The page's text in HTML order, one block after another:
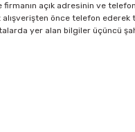
açık adresinin ve
önce telefon
yer alan bilgiler üçüncü